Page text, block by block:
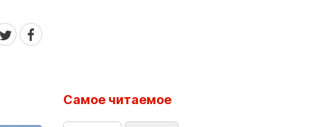
Самое читаемое